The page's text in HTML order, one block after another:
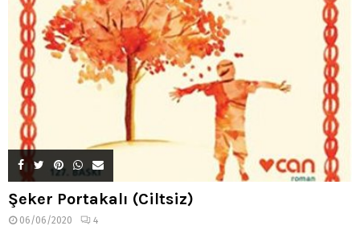
Şeker Portakalı (Ciltsiz)
06/06/2020 4